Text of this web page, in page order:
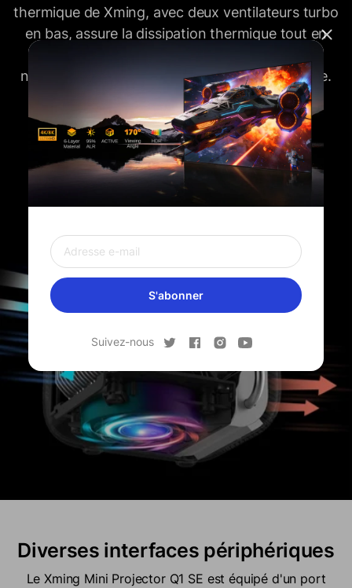
S'abonner
Suivez-nous
thermique de Xming, avec deux ventilateurs turbo
en bas, assure la dissipation thermique tout en
n'interférera pas avec votre expérience visuelle.
Diverses interfaces périphériques
Le Xming Mini Projector Q1 SE est équipé d'un port